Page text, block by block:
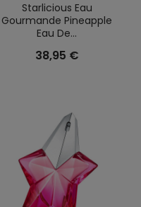
Starlicious Eau
Gourmande Pineapple
Eau De...
38,95 €